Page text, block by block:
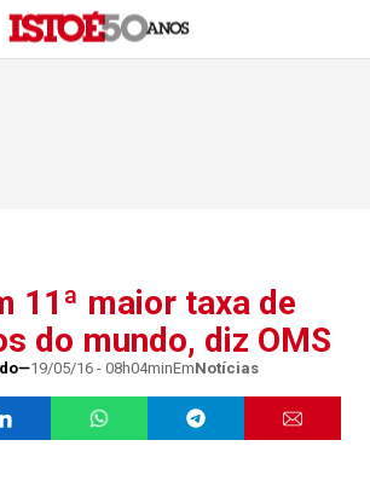
11ª maior taxa de
do mundo, diz OMS
19/05/16 - 08h04minEmNotícias